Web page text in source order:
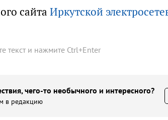
сайта Иркутской
текст и нажмите Ctrl+Enter
чего-то необычного и интересного?
в редакцию